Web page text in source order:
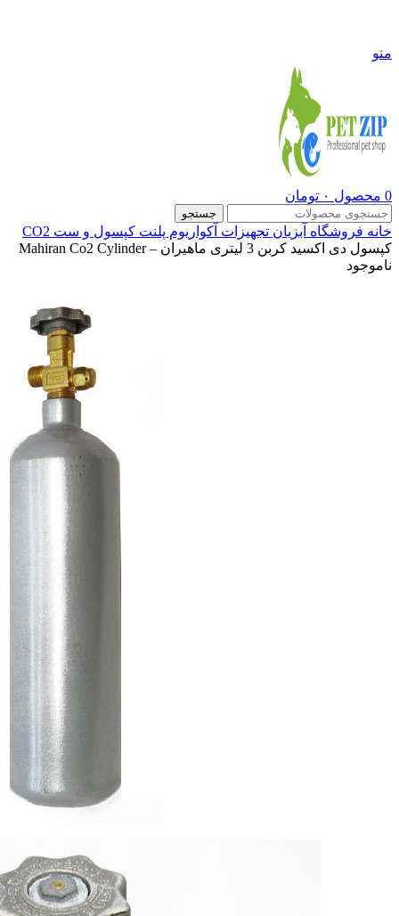
منو
0 محصول ۰ تومان
جستجو
خانه فروشگاه آبزیان تجهیزات آکواریوم پلنت کپسول و ست CO2
کپسول دی اکسید کربن 3 لیتری ماهیران – Mahiran Co2 Cylinder
ناموجود